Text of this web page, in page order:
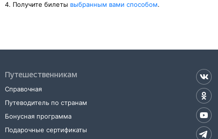
4. Получите билеты выбранным вами способом.
Путешественникам
Справочная
Путеводитель по странам
Бонусная программа
Подарочные сертификаты